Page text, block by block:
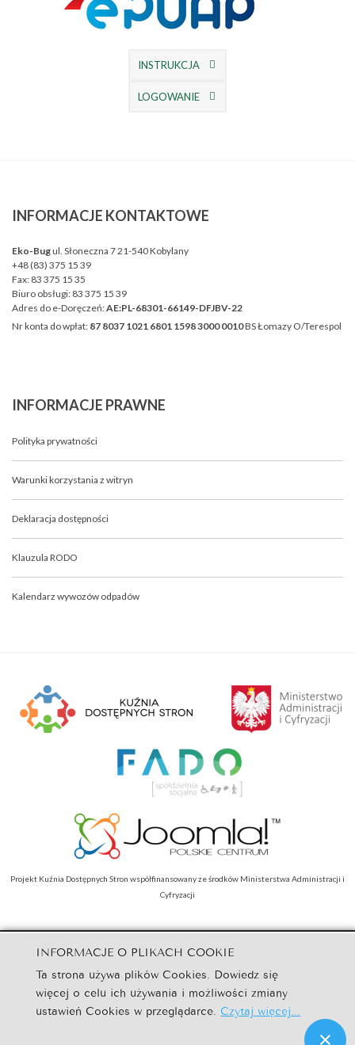
INSTRUKCJA
LOGOWANIE
INFORMACJE KONTAKTOWE
Eko-Bugul. Słoneczna 7 21-540 Kobylany
+48 (83) 375 15 39
Fax: 83 375 15 35
Biuro obsługi: 83 375 15 39
Adres do e-Doręczeń:AE:PL-68301-66149-DFJBV-22
Nr konta do wpłat: 87 8037 1021 6801 1598 3000 0010BS Łomazy O/Terespol
INFORMACJE PRAWNE
Polityka prywatności
Warunki korzystania z witryn
Deklaracja dostępności
Klauzula RODO
Kalendarz wywozów odpadów
Projekt Kuźnia Dostępnych Stron współfinansowany ze środków Ministerstwa Administracji i
Cyfryzacji
Szablony dla Joomla
Mapa strony
Wróć na górę
INFORMACJE O PLIKACH COOKIE
Ta strona używa plików Cookies. Dowiedz się
więcej o celu ich używania i możliwości zmiany
ustawień Cookies w przeglądarce.Czytaj więcej...